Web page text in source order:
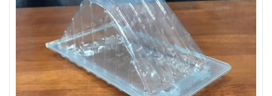
Giao hàng nhanh toàn quốc – nhận đơn sỉ
& lẻ linh hoạt
Tư vấn tận tâm giúp khách hàng chọn
đúng mẫu hộp phù hợp nhu cầu.